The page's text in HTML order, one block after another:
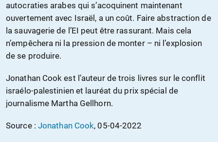
autocraties arabes qui s’acoquinent maintenant
ouvertement avec Israël, a un coût. Faire abstraction de
la sauvagerie de l’EI peut être rassurant. Mais cela
n’empêchera ni la pression de monter – ni l’explosion
de se produire.
Jonathan Cook est l’auteur de trois livres sur le conflit
israélo-palestinien et lauréat du prix spécial de
journalisme Martha Gellhorn.
Source : Jonathan Cook, 05-04-2022